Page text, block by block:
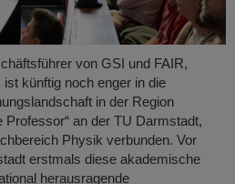
von GSI und FAIR,
künftig noch enger in die
in der Region
Professor“ an der TU Darmstadt,
Physik verbunden. Vor
erstmals diese akademische
herausragende